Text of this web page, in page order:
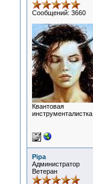
Сообщений: 3660
Квантовая
инструменталистка
Pipa
Администратор
Ветеран